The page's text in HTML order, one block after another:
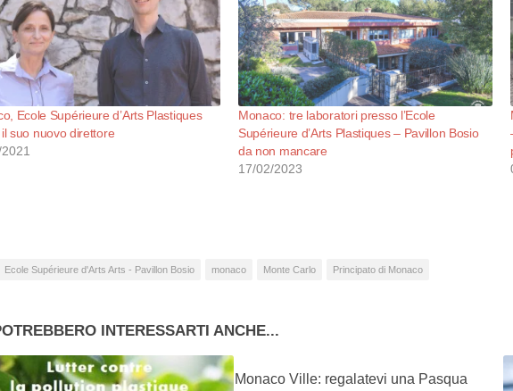
Ecole Supérieure d’Arts Plastiques
suo nuovo direttore
Monaco: tre laboratori presso l’Ecole
Supérieure d’Arts Plastiques – Pavillon Bosio
da non mancare
17/02/2023
Ecole Supérieure d'Arts Arts - Pavillon Bosio monaco Monte Carlo Principato di Monaco
INTERESSARTI ANCHE...
Monaco Ville: regalatevi una Pasqua